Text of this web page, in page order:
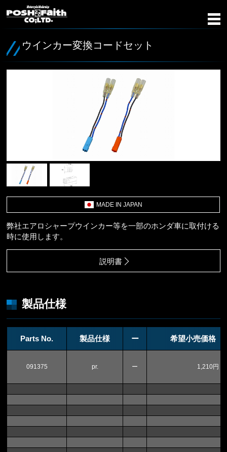
ウインカー変換コードセット
MADE IN JAPAN
弊社エアロシャープウインカー等を一部のホンダ車に取付ける
時に使用します。
説明書
製品仕様
Parts No. 製品仕様 ー 希望小売価格（
091375 pr. ー 1,210円